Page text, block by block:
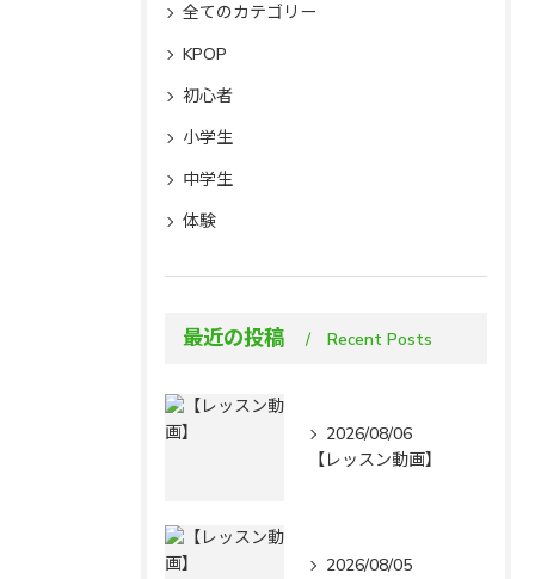
全てのカテゴリー
KPOP
初心者
小学生
中学生
体験
最近の投稿 Recent Posts
2026/08/06
【レッスン動画】
2026/08/05